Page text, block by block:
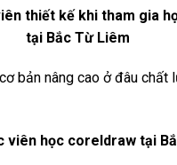
thiết kế khi tham gia
tại Bắc Từ Liêm
viên học coreldraw tại